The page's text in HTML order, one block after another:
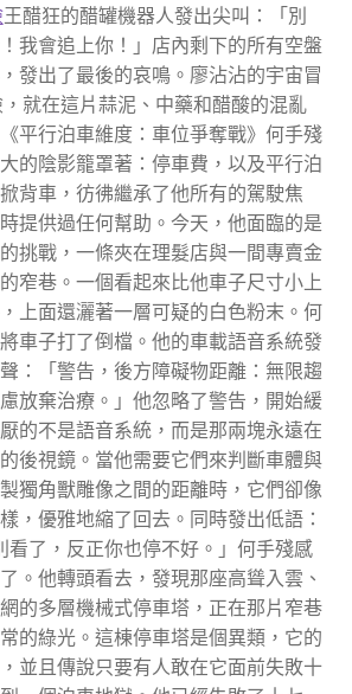
王醋狂的醋罐機器人發出尖叫：「別
我會追上你！」店內剩下的所有空盤
發出了最後的哀鳴。廖沾沾的宇宙冒
，就在這片蒜泥、中藥和醋酸的混亂
平行泊車維度：車位爭奪戰》何手殘
的陰影籠罩著：停車費，以及平行泊
背車，彷彿繼承了他所有的駕駛焦
提供過任何幫助。今天，他面臨的是
挑戰，一條夾在理髮店與一間專賣金
窄巷。一個看起來比他車子尺寸小上
上面還灑著一層可疑的白色粉末。何
車子打了倒檔。他的車載語音系統發
：「警告，後方障礙物距離：無限趨
放棄治療。」他忽略了警告，開始緩
的不是語音系統，而是那兩塊永遠在
後視鏡。當他需要它們來判斷車體與
獨角獸雕像之間的距離時，它們卻像
，優雅地縮了回去。同時發出低語：
看了，反正你也停不好。」何手殘感
。他轉頭看去，發現那座高聳入雲、
的多層機械式停車塔，正在那片窄巷
的綠光。這棟停車塔是個異類，它的
並且傳說只要有人敢在它面前失敗十